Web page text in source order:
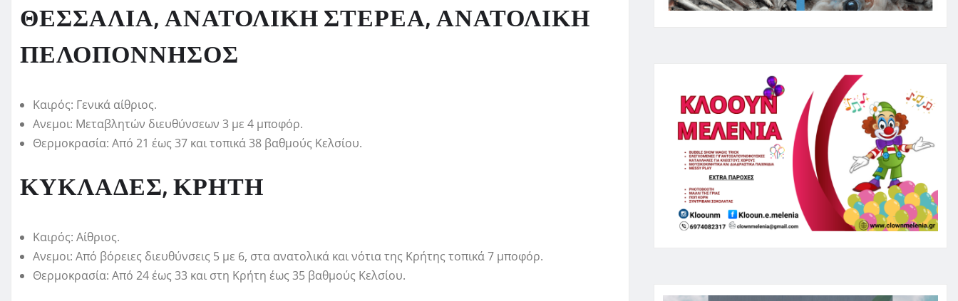
ΘΕΣΣΑΛΙΑ, ΑΝΑΤΟΛΙΚΗ ΣΤΕΡΕΑ, ΑΝΑΤΟΛΙΚΗ
ΠΕΛΟΠΟΝΝΗΣΟΣ
Καιρός: Γενικά αίθριος.
Ανεμοι: Μεταβλητών διευθύνσεων 3 με 4 μποφόρ.
Θερμοκρασία: Από 21 έως 37 και τοπικά 38 βαθμούς Κελσίου.
ΚΥΚΛΑΔΕΣ, ΚΡΗΤΗ
Καιρός: Αίθριος.
Ανεμοι: Από βόρειες διευθύνσεις 5 με 6, στα ανατολικά και νότια της Κρήτης τοπικά 7 μποφόρ.
Θερμοκρασία: Από 24 έως 33 και στη Κρήτη έως 35 βαθμούς Κελσίου.